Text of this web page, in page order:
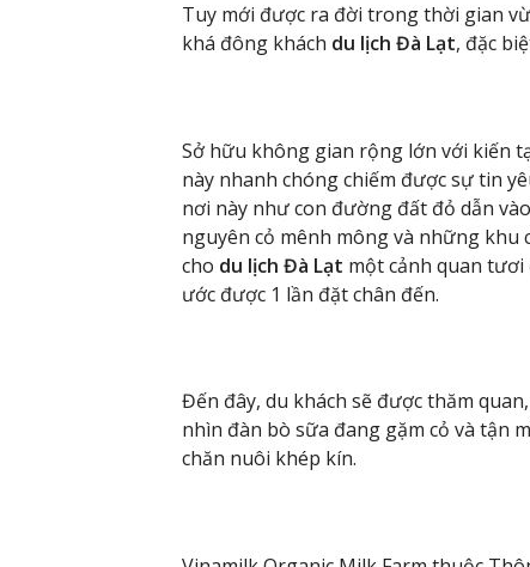
Tuy mới được ra đời trong thời gian
khá đông khách du lịch Đà Lạt, đặc
Sở hữu không gian rộng lớn với kiến
này nhanh chóng chiếm được sự tin
nơi này như con đường đất đỏ dẫn
nguyên cỏ mênh mông và những khu
cho du lịch Đà Lạt một cảnh quan
ước được 1 lần đặt chân đến.
Đến đây, du khách sẽ được thăm
nhìn đàn bò sữa đang gặm cỏ và tận
chăn nuôi khép kín.